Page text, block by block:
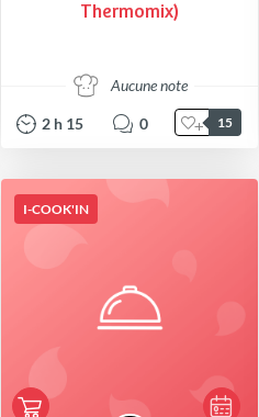
Thermomix)
Aucune note
2 h 15 0 15
I-COOK'IN